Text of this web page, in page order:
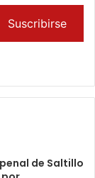
Suscribirse
de Saltillo